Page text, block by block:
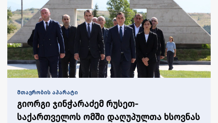
მთავრობის აპარატი
გიორგი ჯინჭარაძემ რუსეთ-
საქართველოს ომში დაღუპულთა ხსოვნას